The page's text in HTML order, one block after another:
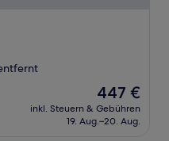
Der
Preis
beträgt
447 €
inkl. Steuern & Gebühren
19. Aug.–20. Aug.